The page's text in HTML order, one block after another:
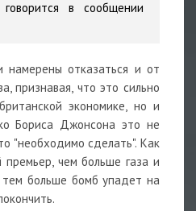
говорится в сообщении
отказаться и от
признавая, что это сильно
экономике, но и
Бориса Джонсона это не
"необходимо сделать". Как
премьер, чем больше газа и
больше бомб упадет на